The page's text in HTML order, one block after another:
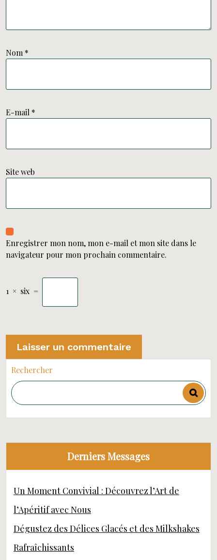
Nom *
E-mail *
Site web
Enregistrer mon nom, mon e-mail et mon site dans le
navigateur pour mon prochain commentaire.
1 × six =
Rechercher
Derniers Messages
Un Moment Convivial : Découvrez l’Art de
l’Apéritif avec Nous
Dégustez des Délices Glacés et des Milkshakes
Rafraîchissants